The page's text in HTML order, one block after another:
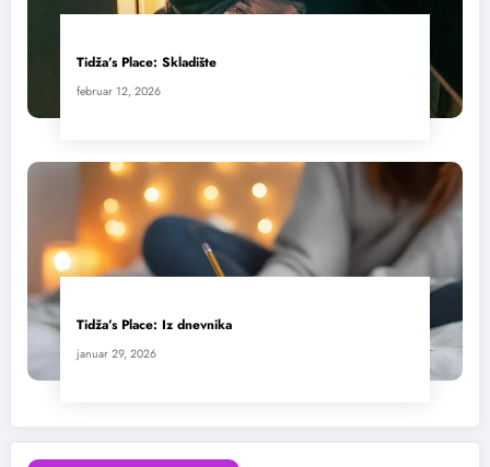
Tidža’s Place: Skladište
februar 12, 2026
Tidža’s Place: Iz dnevnika
januar 29, 2026